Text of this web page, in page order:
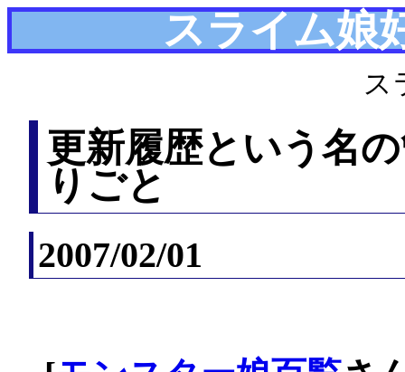
スライム娘
ス
更新履歴という名
りごと
2007/02/01